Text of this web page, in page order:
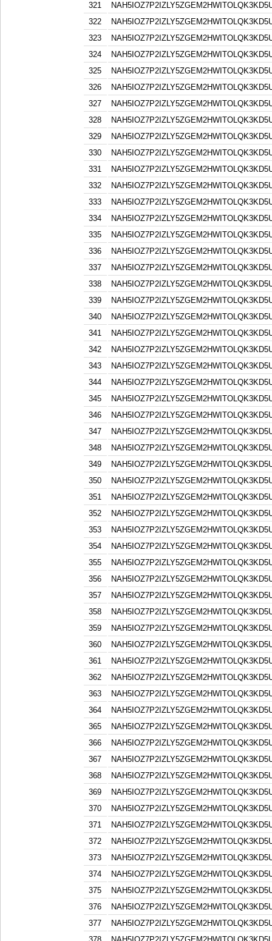
321
322
323
324
325
326
327
328
329
330
331
332
333
334
335
336
337
338
339
340
341
342
343
344
345
346
347
348
349
350
351
352
353
354
355
356
357
358
359
360
361
362
363
364
365
366
367
368
369
370
371
372
373
374
375
376
377